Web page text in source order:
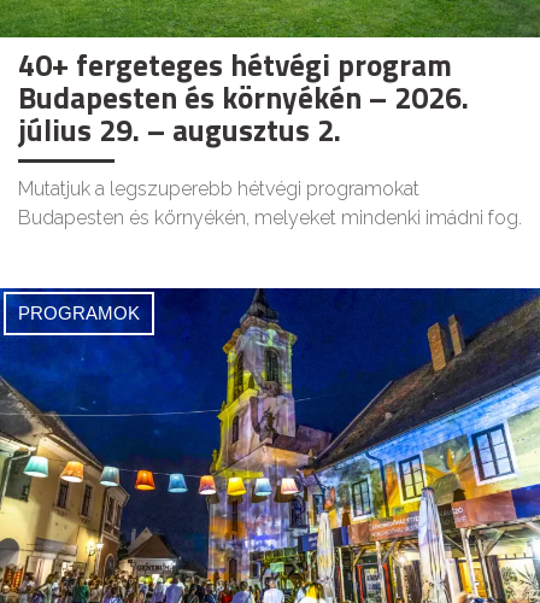
40+ fergeteges hétvégi program
Budapesten és környékén – 2026.
július 29. – augusztus 2.
Mutatjuk a legszuperebb hétvégi programokat
Budapesten és környékén, melyeket mindenki imádni fog.
PROGRAMOK